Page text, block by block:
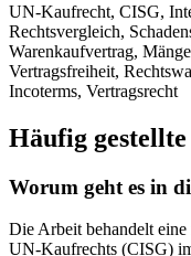
UN-Kaufrecht, CISG,
Rechtsvergleich,
Warenkaufvertrag,
Vertragsfreiheit,
Incoterms, Vertragsrecht
Häufig
Worum geht es in
Die Arbeit behandelt
UN-Kaufrechts (CISG)